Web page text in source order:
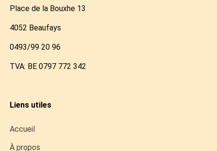
Place de la Bouxhe 13
4052 Beaufays
0493/99 20 96
TVA: BE 0797 772 342
Liens utiles
Accueil
À propos